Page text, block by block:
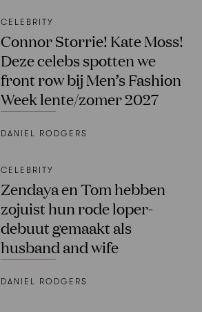
CELEBRITY
Connor Storrie! Kate Moss!
Deze celebs spotten we
front row bij Men’s Fashion
Week lente/zomer 2027
DANIEL RODGERS
CELEBRITY
Zendaya en Tom hebben
zojuist hun rode loper-
debuut gemaakt als
husband and wife
DANIEL RODGERS